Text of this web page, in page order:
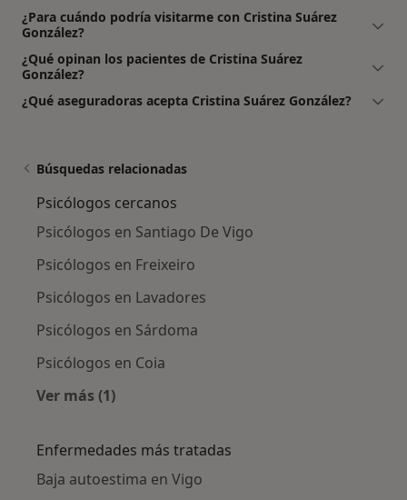
¿Para cuándo podría visitarme con Cristina Suárez
González?
¿Qué opinan los pacientes de Cristina Suárez
González?
¿Qué aseguradoras acepta Cristina Suárez González?
Búsquedas relacionadas
Psicólogos cercanos
Psicólogos en Santiago De Vigo
Psicólogos en Freixeiro
Psicólogos en Lavadores
Psicólogos en Sárdoma
Psicólogos en Coia
Ver más (1)
Enfermedades más tratadas
Baja autoestima en Vigo